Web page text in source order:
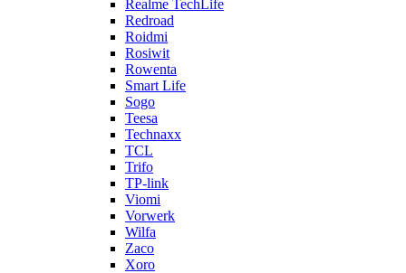
Realme TechLife
Redroad
Roidmi
Rosiwit
Rowenta
Smart Life
Sogo
Teesa
Technaxx
TCL
Trifo
TP-link
Viomi
Vorwerk
Wilfa
Zaco
Xoro